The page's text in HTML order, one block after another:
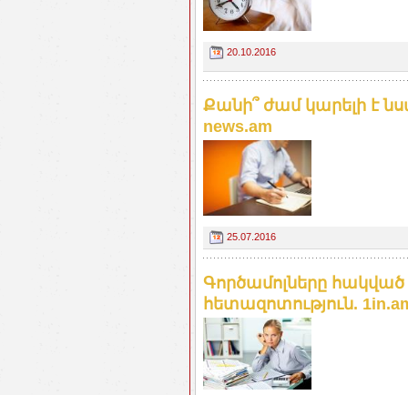
20.10.2016
Քանի՞ ժամ կարելի է
news.am
25.07.2016
Գործամոլները
հետազոտություն.